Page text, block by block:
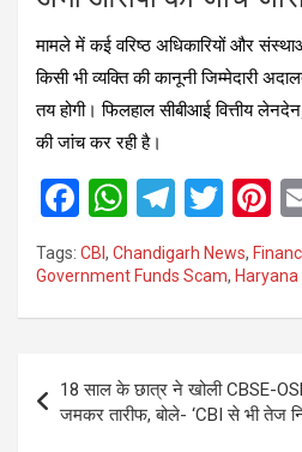
मामले में कई वरिष्ठ अधिकारियों और
किसी भी व्यक्ति की कानूनी जिम्मेदारी
तय होगी। फिलहाल सीबीआई वित्तीय
की जांच कर रही है।
F
a
ce
b
o
k
W
at
s
p
p
T
el
e
gr
m
T
wi
tt
er
Pi
er
Tags: CBI , Chandigarh News,
Government Funds Scam,
navigation
18 साल के छात्र ने खोली CBSE-
जमकर तारीफ, बोले- ‘CBI से भी तेज